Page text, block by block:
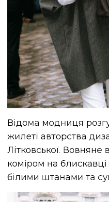
Відома модниця
жилеті авторства
Літковської.
коміром на блискавці
білими штанами та